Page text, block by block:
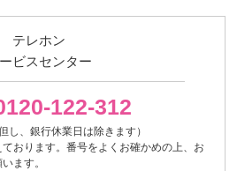
テレホン
ビスセンター
122-312
、銀行休業日は除きます）
おります。番号をよくお確かめの上、お
ます。